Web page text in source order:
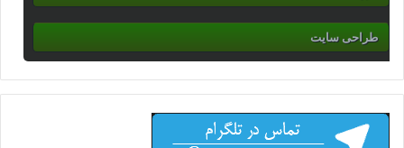
طراحی سایت